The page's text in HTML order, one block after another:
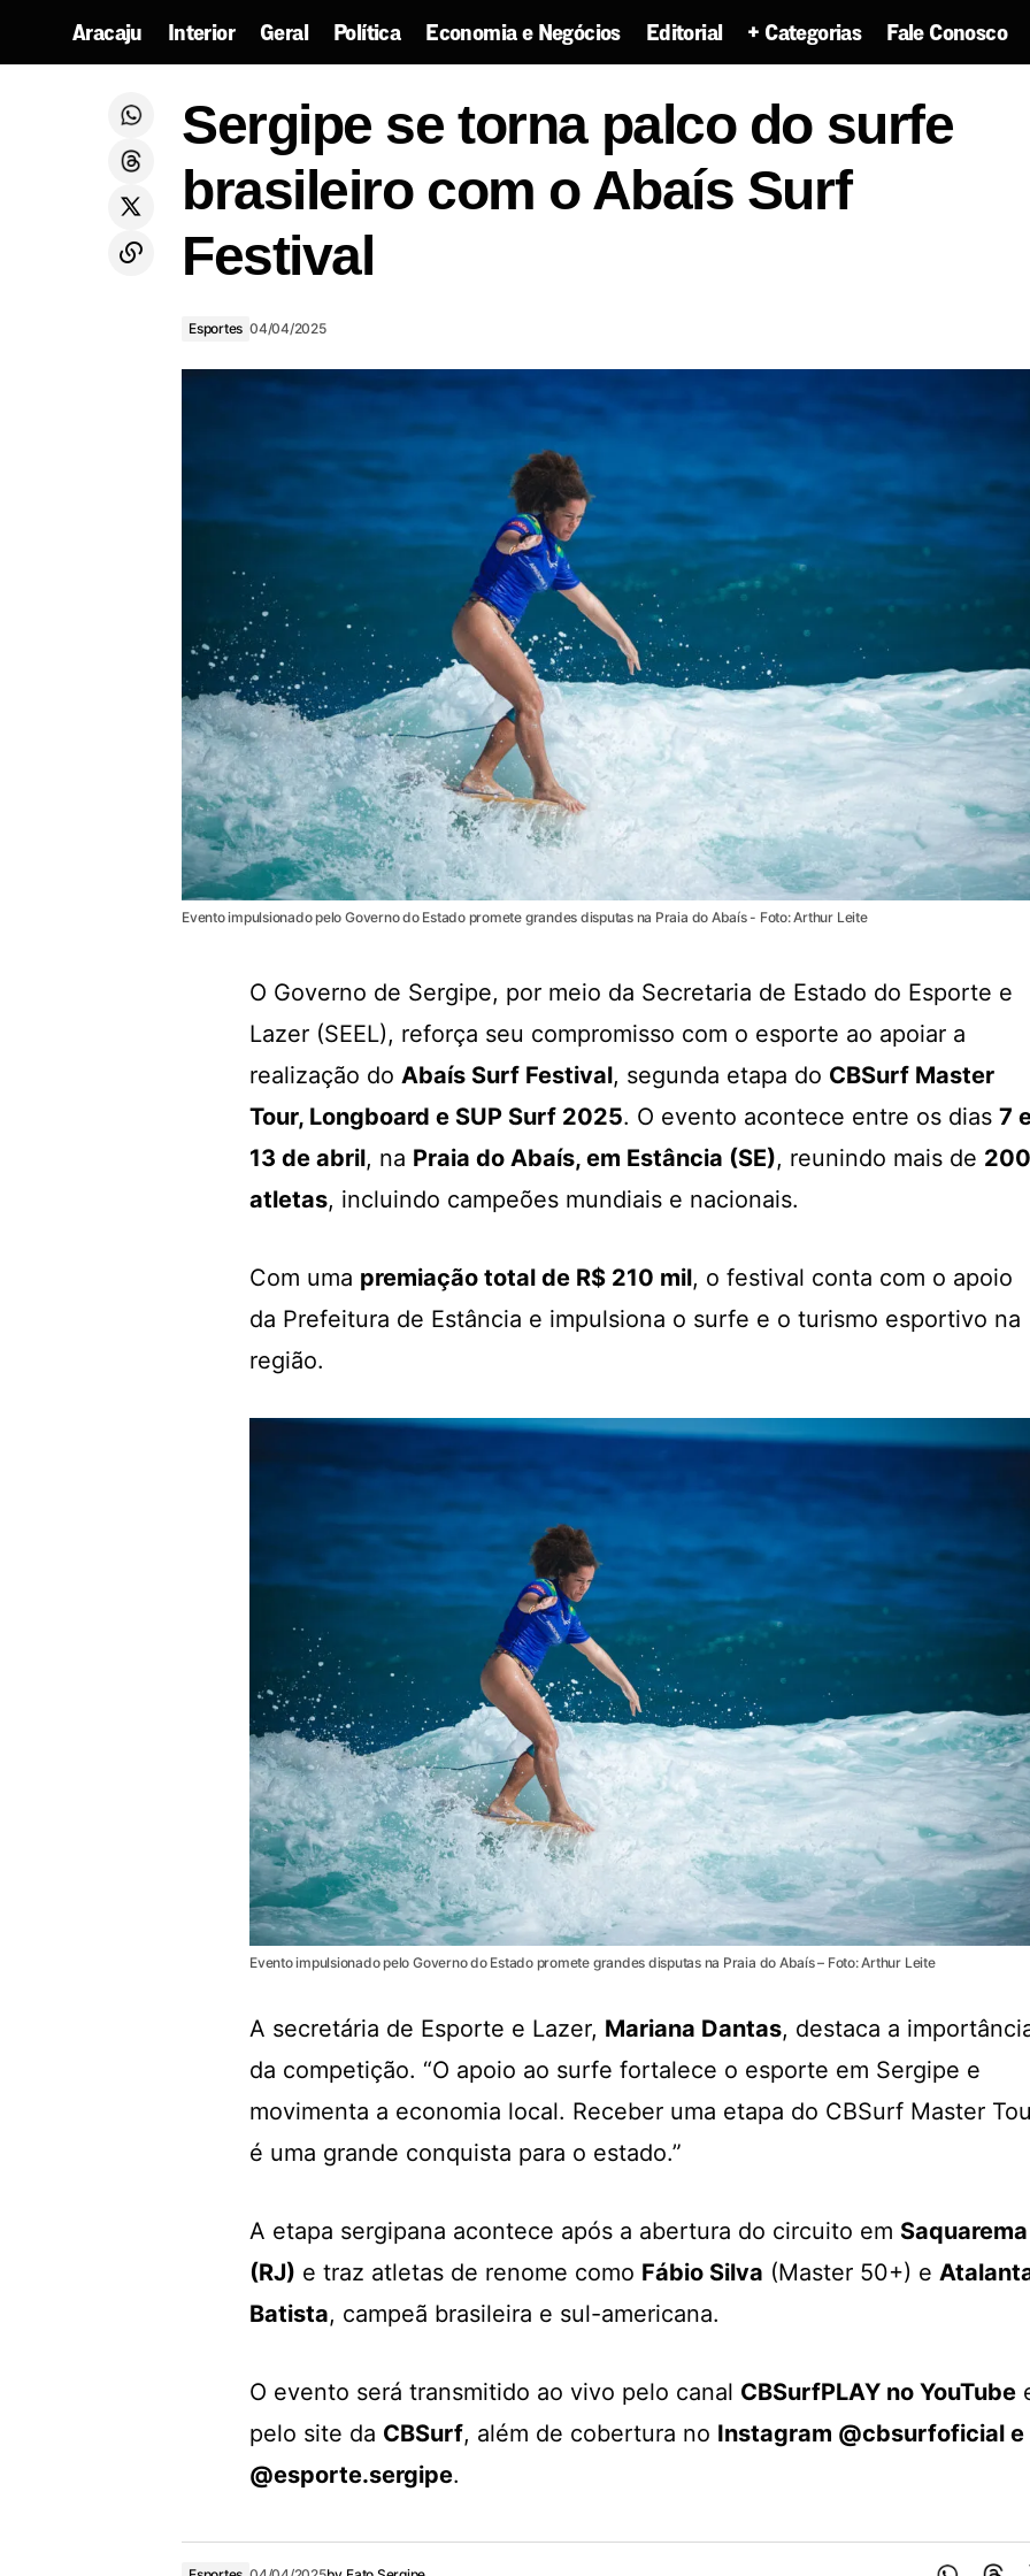
Aracaju Interior Geral Política Economia e Negócios Editorial + Categorias Fale Conosco
previdenciárias em Sergipe
Sergipe se torna palco do surfe brasileiro com o Abaís
Sergipe se torna palco do surfe
brasileiro com o Abaís Surf
Festival
Esportes 04/04/2025
Evento impulsionado pelo Governo do Estado promete grandes disputas na Praia do Abaís - Foto: Arthur Leite
O Governo de Sergipe, por meio da Secretaria de Estado do Esporte e
Lazer (SEEL), reforça seu compromisso com o esporte ao apoiar a
realização do Abaís Surf Festival, segunda etapa do CBSurf Master
Tour, Longboard e SUP Surf 2025. O evento acontece entre os dias 7
13 de abril, na Praia do Abaís, em Estância (SE), reunindo mais de 200
atletas, incluindo campeões mundiais e nacionais.
Com uma premiação total de R$ 210 mil, o festival conta com o apoio
da Prefeitura de Estância e impulsiona o surfe e o turismo esportivo na
região.
Evento impulsionado pelo Governo do Estado promete grandes disputas na Praia do Abaís – Foto: Arthur Leite
A secretária de Esporte e Lazer, Mariana Dantas, destaca a
da competição. “O apoio ao surfe fortalece o esporte em Sergipe e
movimenta a economia local. Receber uma etapa do CBSurf Master
é uma grande conquista para o estado.”
A etapa sergipana acontece após a abertura do circuito em Saquarema
(RJ) e traz atletas de renome como Fábio Silva (Master 50+) e
Batista, campeã brasileira e sul-americana.
O evento será transmitido ao vivo pelo canal CBSurfPLAY no YouTube
pelo site da CBSurf, além de cobertura no Instagram @cbsurfoficial e
@esporte.sergipe.